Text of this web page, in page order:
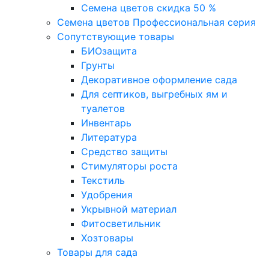
Семена цветов скидка 50 %
Семена цветов Профессиональная серия
Сопутствующие товары
БИОзащита
Грунты
Декоративное оформление сада
Для септиков, выгребных ям и
туалетов
Инвентарь
Литература
Средство защиты
Стимуляторы роста
Текстиль
Удобрения
Укрывной материал
Фитосветильник
Хозтовары
Товары для сада